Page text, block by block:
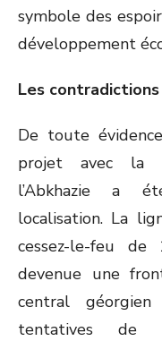
symbole des
développement
Les contradictions
De toute
projet avec la
l’Abkhazie a
localisation. La
cessez-le-feu
devenue une
central géorgien
tentatives de